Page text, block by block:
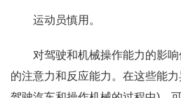
运动员慎用。
对驾驶和机械操作能力的影
的注意力和反应能力。在这些能